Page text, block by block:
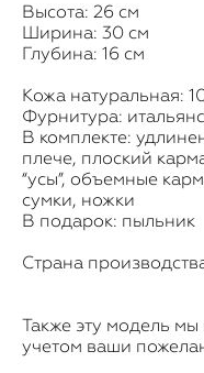
Высота: 26 см
Ширина: 30 см
Глубина: 16 см
Кожа натуральная:
Фурнитура:
В комплекте:
плече, плоский
“усы”, объемные
сумки, ножки
В подарок: пыльник
Страна
Также эту модель мы
учетом ваши